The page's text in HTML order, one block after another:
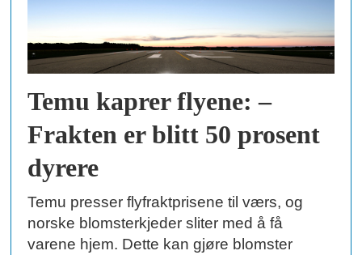
Temu kaprer flyene: –
Frakten er blitt 50 prosent
dyrere
Temu presser flyfraktprisene til værs, og
norske blomsterkjeder sliter med å få
varene hjem. Dette kan gjøre blomster